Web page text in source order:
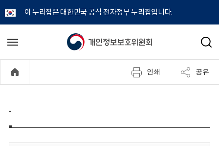
이 누리집은 대한민국 공식 전자정부 누리집입니다.
개
정
보
메
기
검
인쇄 공유
-